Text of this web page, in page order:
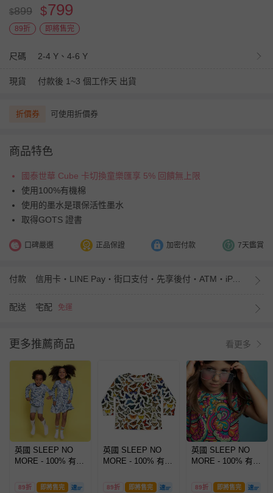
$899 $799
89折 即將售完
尺碼 2-4 Y、4-6 Y
現貨 付款後 1~3 個工作天 出貨
折價券 可使用折價券
商品特色
國泰世華 Cube 卡切換童樂匯享 5% 回饋無上限
使用100%有機棉
使用的墨水是環保活性墨水
取得GOTS 證書
口碑嚴選 正品保證 加密付款 7天鑑賞
付款 信用卡・LINE Pay・街口支付・先享後付・ATM・iPASS MONEY
配送 宅配 免運
更多推薦商品 看更多
英國 SLEEP NO
MORE - 100% 有機
衣-藍色樹果
89折 即將售完
英國 SLEEP NO
MORE - 100% 有機
衣-蝴蝶
89折 即將售完
英國 SLEEP NO
MORE - 100% 有機
衣-綺麗世界
89折 即將售完